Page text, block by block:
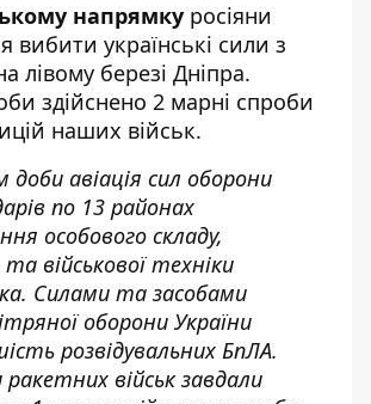
напрямку росіяни
вибити українські сили з
лівому березі Дніпра.
здійснено 2 марні спроби
наших військ.
авіація сил оборони
по 13 районах
особового складу,
військової техніки
Силами та засобами
оборони України
розвідувальних БпЛА.
ракетних військ завдали